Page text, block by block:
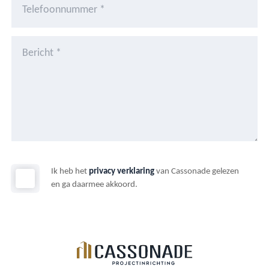
Ik heb het privacy verklaring van Cassonade gelezen
en ga daarmee akkoord.